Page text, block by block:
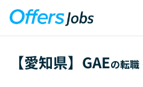
【愛知県】 GAEの転職